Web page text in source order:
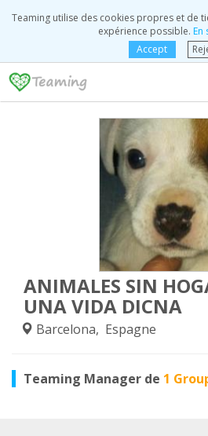
Teaming utilise des cookies propres et de
expérience possible. En
Accept
ANIMALES SIN
UNA VIDA DICNA
Barcelona, Espagne
Teaming Manager de 1